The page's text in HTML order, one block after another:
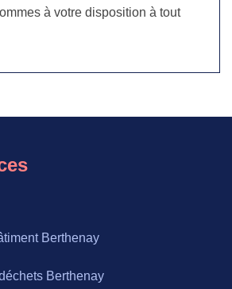
à votre disposition à tout
Berthenay
Berthenay